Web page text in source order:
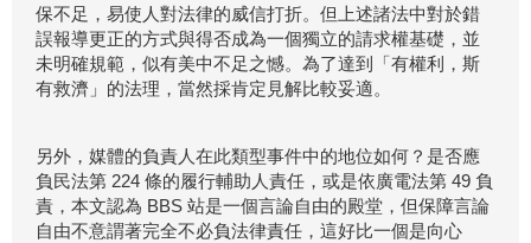
保不足，易使人對法律的威信打折。但上述諸法中對於錯
誤報導更正的方式與得否成為一個獨立的請求權基礎，並
未明確規範，似有美中不足之憾。為了達到「有權利，斯
有救濟」的法理，當然採肯定見解比較妥適。
另外，媒體的負責人在此類型事件中的地位如何？是否應
負民法第 224 條的履行輔助人責任，或是依廣電法第 49 負
責，本文認為 BBS 站是一個言論自由的殿堂，但保障言論
自由不意謂著完全不必負法律責任，這好比一個是向心